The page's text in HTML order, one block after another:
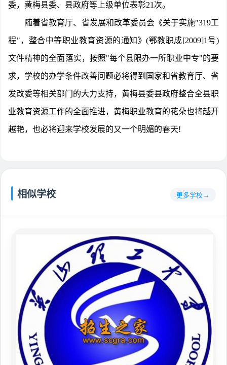
委，黄梅县委、县政府等上级单位表彰21次。
随着省教育厅、省发展和改革委员会《关于实施"319工
程"，整合中等职业教育资源的通知》(鄂教职成[2009]1号)
文件精神的全面落实，按照"每个县限办一所职业中专"的要
求，学校的办学条件改善问题必将得到国家和省教育厅、省
发改委等相关部门的大力支持，黄梅县委县政府整合全县职
业教育资源工作的全面推进，黄梅职业教育的花朵也将越开
越艳，也必将迎来学校发展的又一个明媚的春天!
相似学校 更多学校